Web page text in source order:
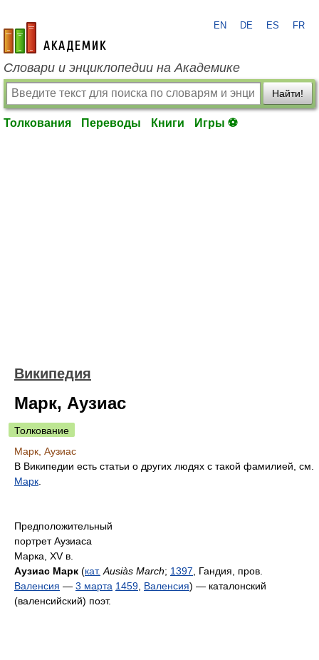
academic.ru
EN DE ES FR
Словари и энциклопедии на Академике
Найти!
Толкования Переводы Книги Игры ⚽
Википедия
Марк, Аузиас
Толкование
Марк, Аузиас
В Википедии есть статьи о других людях с такой фамилией, см.
Марк
Предположительный
портрет Аузиаса
Марка, XV в.
Аузиас Марк (кат. Ausiàs March; 1397 , Гандия, пров.
Валенсия — 3 марта 1459 Валенсия) — каталонский
(валенсийский) поэт.